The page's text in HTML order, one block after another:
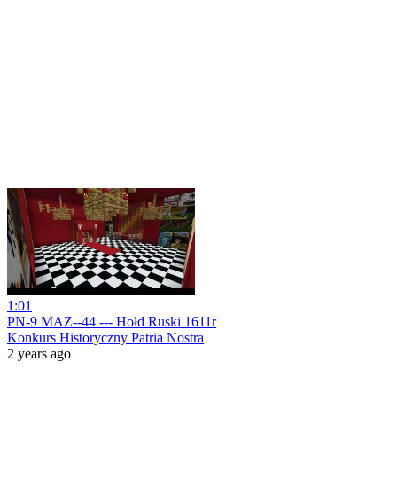
1:01
PN-9 MAZ--44 --- Hołd Ruski 1611r
Konkurs Historyczny Patria Nostra
2 years ago